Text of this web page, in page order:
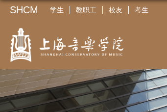
SHCM 学生 教职工 校友 考生